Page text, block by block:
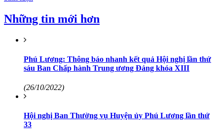
Những tin mới hơn
Phú Lương: Thông báo nhanh kết quả Hội nghị lần thứ
sáu Ban Chấp hành Trung ương Đảng khóa XIII
(26/10/2022)
Hội nghị Ban Thường vụ Huyện ủy Phú Lương lần thứ
33